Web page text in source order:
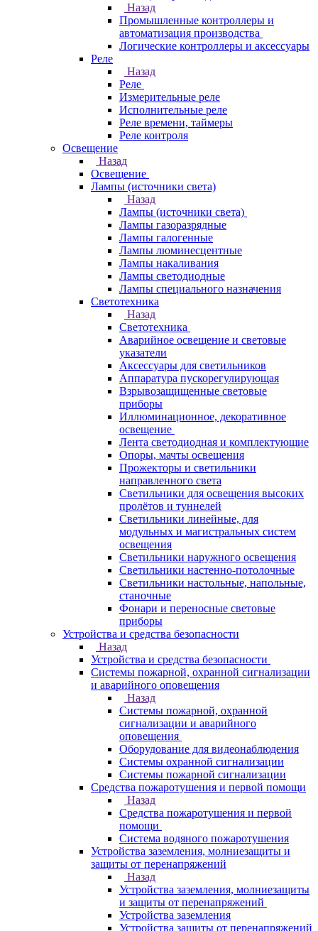
Назад
Промышленные контроллеры и
автоматизация производства
Логические контроллеры и аксессуары
Реле
Назад
Реле
Измерительные реле
Исполнительные реле
Реле времени, таймеры
Реле контроля
Освещение
Назад
Освещение
Лампы (источники света)
Назад
Лампы (источники света)
Лампы газоразрядные
Лампы галогенные
Лампы люминесцентные
Лампы накаливания
Лампы светодиодные
Лампы специального назначения
Светотехника
Назад
Светотехника
Аварийное освещение и световые
указатели
Аксессуары для светильников
Аппаратура пускорегулирующая
Взрывозащищенные световые
приборы
Иллюминационное, декоративное
освещение
Лента светодиодная и комплектующие
Опоры, мачты освещения
Прожекторы и светильники
направленного света
Светильники для освещения высоких
пролётов и туннелей
Светильники линейные, для
модульных и магистральных систем
освещения
Светильники наружного освещения
Светильники настенно-потолочные
Светильники настольные, напольные,
станочные
Фонари и переносные световые
приборы
Устройства и средства безопасности
Назад
Устройства и средства безопасности
Системы пожарной, охранной сигнализации
и аварийного оповещения
Назад
Системы пожарной, охранной
сигнализации и аварийного
оповещения
Оборудование для видеонаблюдения
Системы охранной сигнализации
Системы пожарной сигнализации
Средства пожаротушения и первой помощи
Назад
Средства пожаротушения и первой
помощи
Система водяного пожаротушения
Устройства заземления, молниезащиты и
защиты от перенапряжений
Назад
Устройства заземления, молниезащиты
и защиты от перенапряжений
Устройства заземления
Устройства защиты от перенапряжений